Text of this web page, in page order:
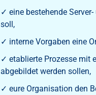
✓ eine bestehende
soll,
✓ interne Vorgaben eine
✓ etablierte Prozesse mit
abgebildet werden sollen,
✓ eure Organisation den